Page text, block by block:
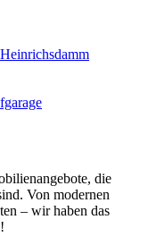
die
Von modernen
– wir haben das